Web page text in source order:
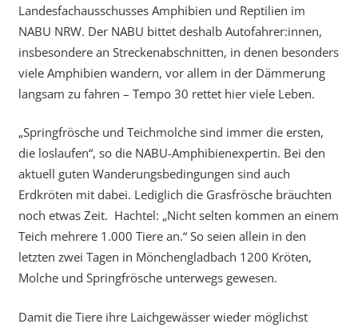
Landesfachausschusses Amphibien und Reptilien im
NABU NRW. Der NABU bittet deshalb Autofahrer:innen,
insbesondere an Streckenabschnitten, in denen besonders
viele Amphibien wandern, vor allem in der Dämmerung
langsam zu fahren – Tempo 30 rettet hier viele Leben.
„Springfrösche und Teichmolche sind immer die ersten,
die loslaufen“, so die NABU-Amphibienexpertin. Bei den
aktuell guten Wanderungsbedingungen sind auch
Erdkröten mit dabei. Lediglich die Grasfrösche bräuchten
noch etwas Zeit. Hachtel: „Nicht selten kommen an einem
Teich mehrere 1.000 Tiere an.“ So seien allein in den
letzten zwei Tagen in Mönchengladbach 1200 Kröten,
Molche und Springfrösche unterwegs gewesen.
Damit die Tiere ihre Laichgewässer wieder möglichst